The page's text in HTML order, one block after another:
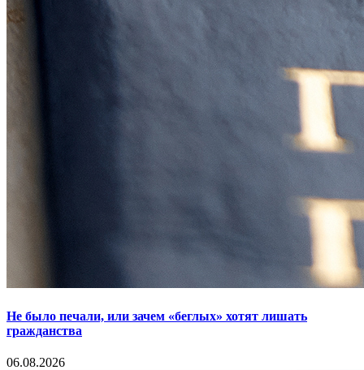
Не было печали, или зачем «беглых» хотят лишать
гражданства
06.08.2026